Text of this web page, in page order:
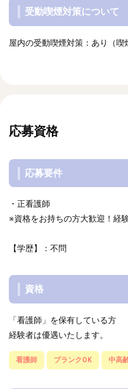
受動喫煙対策について
屋内の受動喫煙対策：あり（喫
応募資格
応募要件
・正看護師
※資格をお持ちの方大歓迎！経
【学歴】：不問
資格
「看護師」を保有している方
経験者は優遇いたします。
看護師 ブランクOK 中高